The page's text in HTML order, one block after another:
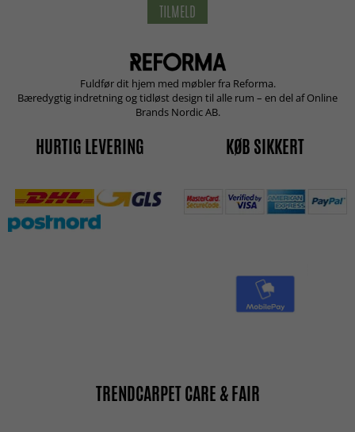
TILMELD
Fuldfør dit hjem med møbler fra Reforma.
Bæredygtig indretning og tidløst design til alle rum – en del af Online
Brands Nordic AB.
HURTIG LEVERING KØB SIKKERT
TRENDCARPET CARE & FAIR